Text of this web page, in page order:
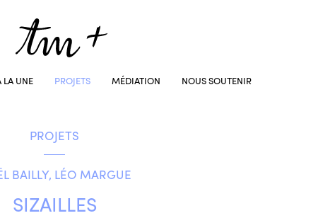
LA UNE PROJETS MÉDIATION NOUS SOUTENIR
PROJETS
BAILLY, LÉO MARGUE
SIZAILLES